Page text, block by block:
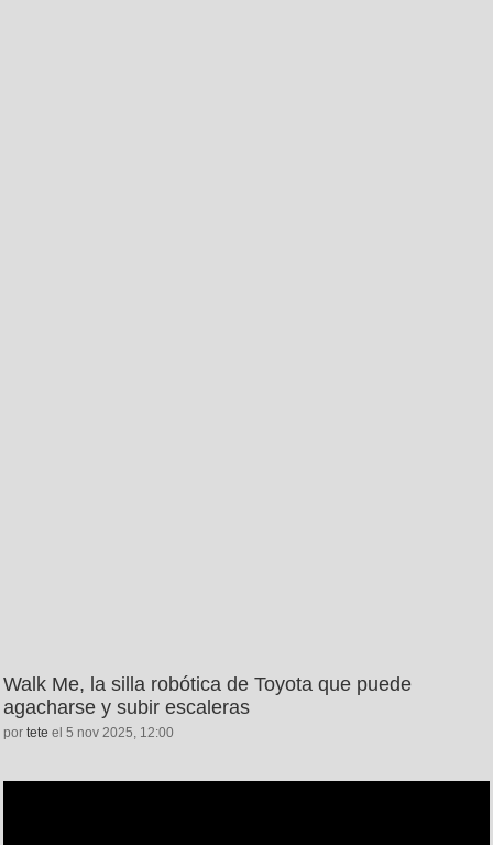
Walk Me, la silla robótica de Toyota que puede
agacharse y subir escaleras
por tete el 5 nov 2025, 12:00